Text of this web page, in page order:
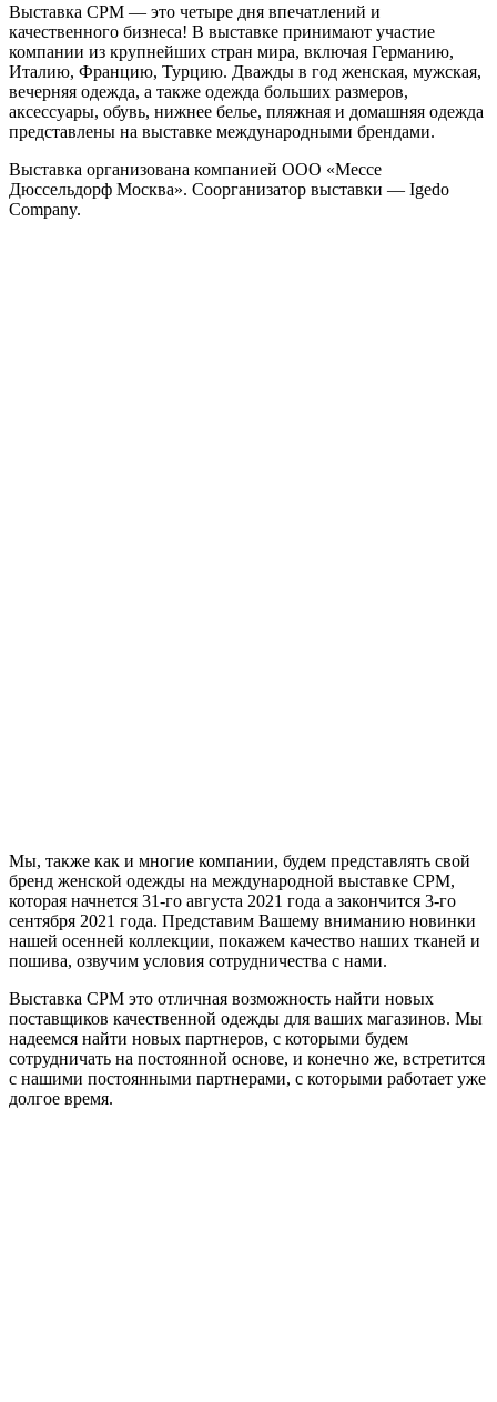
Выставка СРМ — это четыре дня впечатлений и
качественного бизнеса! В выставке принимают участие
компании из крупнейших стран мира, включая Германию,
Италию, Францию, Турцию. Дважды в год женская, мужская,
вечерняя одежда, а также одежда больших размеров,
аксессуары, обувь, нижнее белье, пляжная и домашняя одежда
представлены на выставке международными брендами.
Выставка организована компанией ООО «Мессе
Дюссельдорф Москва». Соорганизатор выставки — Igedo
Company.
Мы, также как и многие компании, будем представлять свой
бренд женской одежды на международной выставке CPM,
которая начнется 31-го августа 2021 года а закончится 3-го
сентября 2021 года. Представим Вашему вниманию новинки
нашей осенней коллекции, покажем качество наших тканей и
пошива, озвучим условия сотрудничества с нами.
Выставка CPM это отличная возможность найти новых
поставщиков качественной одежды для ваших магазинов. Мы
надеемся найти новых партнеров, с которыми будем
сотрудничать на постоянной основе, и конечно же, встретится
с нашими постоянными партнерами, с которыми работает уже
долгое время.